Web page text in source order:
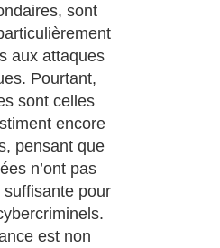
sont
aux attaques
Pourtant,
sont celles
encore
pensant que
n’ont pas
suffisante pour
est non